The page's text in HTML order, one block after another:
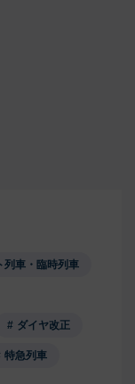
列車・臨時列車
ダイヤ改正
特急列車